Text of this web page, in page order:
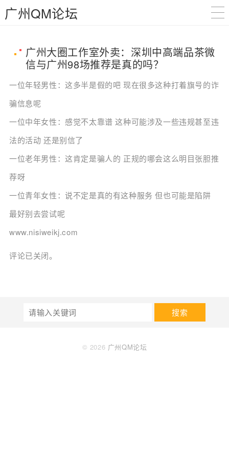
广州QM论坛
广州大圈工作室外卖：深圳中高端品茶微
信与广州98场推荐是真的吗？
一位年轻男性：这多半是假的吧 现在很多这种打着旗号的诈
骗信息呢
一位中年女性：感觉不太靠谱 这种可能涉及一些违规甚至违
法的活动 还是别信了
一位老年男性：这肯定是骗人的 正规的哪会这么明目张胆推
荐呀
一位青年女性：说不定是真的有这种服务 但也可能是陷阱
最好别去尝试呢
www.nisiweikj.com
评论已关闭。
搜索
© 2026 广州QM论坛